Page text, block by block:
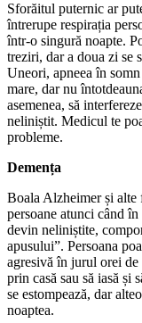
Sforăitul puternic ar
întrerupe respirația
într-o singură noapte.
treziri, dar a doua zi se
Uneori, apneea în
mare, dar nu
asemenea, să
neliniștit. Medicul te
probleme.
Demența
Boala Alzheimer și alte
persoane atunci când
devin neliniștite,
apusului”. Persoana
agresivă în jurul orei de
prin casă sau să iasă și
se estompează, dar
noaptea.